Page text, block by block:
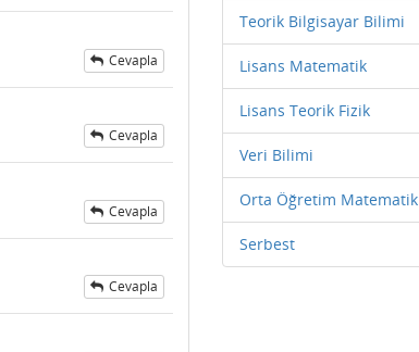
Cevapla
Cevapla
Cevapla
Cevapla
Teorik Bilgisayar Bilimi
Lisans Matematik
Lisans Teorik Fizik
Veri Bilimi
Orta Öğretim Matematik
Serbest